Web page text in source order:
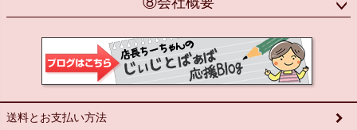
送料とお支払い方法